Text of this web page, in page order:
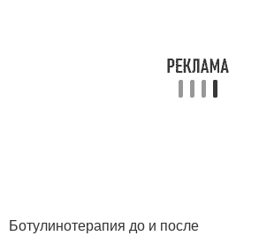
Ботулинотерапия до и после